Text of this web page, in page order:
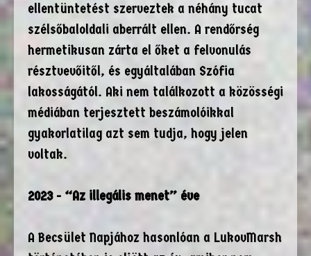
ellentüntetést szerveztek a néhány tucat
szélsőbaloldali aberrált ellen. A rendőrség
hermetikusan zárta el őket a felvonulás
résztvevőitől, és egyáltalában Szófia
lakosságától. Aki nem találkozott a közösségi
médiában terjesztett beszámolóikkal
gyakorlatilag azt sem tudja, hogy jelen
voltak.
2023 - “Az illegális menet” éve
A Becsület Napjához hasonlóan a LukovMarsh